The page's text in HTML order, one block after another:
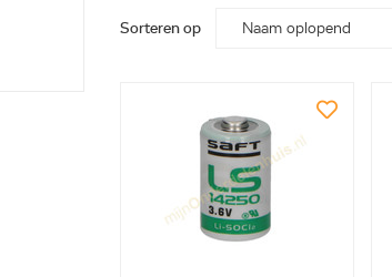
Sorteren op